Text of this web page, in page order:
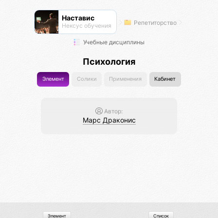
Наставис
Нексус обучения Репетиторство
Учебные дисциплины
Психология
Элемент Солики Применения Кабинет
Автор:
Марс Драконис
Элемент Список